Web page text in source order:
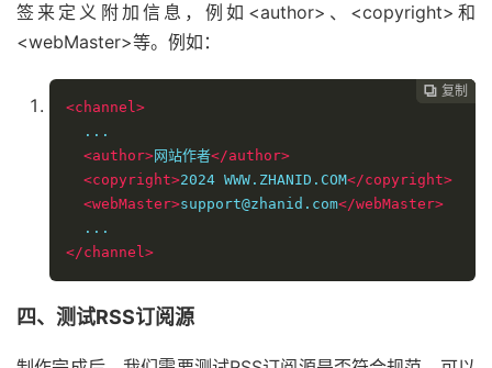
签来定义附加信息，例如<author>、<copyright>和
<webMaster>等。例如：
 复制
 复制
 复制
<channel>
...
<author>网站作者</author>
<copyright>2024 WWW.ZHANID.COM</copyright>
<webMaster>support@zhanid.com</webMaster>
</channel>
四、测试RSS订阅源